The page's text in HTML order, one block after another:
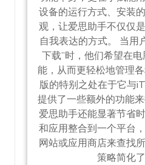
设备的运行方式、安装
观，让爱思助手不仅仅
自我表达的方式。 当用
下载”时，他们希望在
能，从而更轻松地管理
版的特别之处在于它与
提供了一些额外的功能
爱思助手还能显著节省
和应用整合到一个平台
网站或应用商店来查找
策略简化